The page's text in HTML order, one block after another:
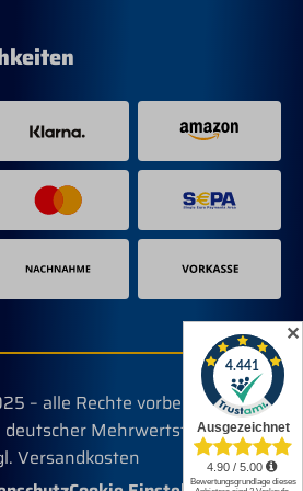
– alle Rechte vorbehalten.
deutscher Mehrwertsteuer, evtl.
Versandkosten
✕